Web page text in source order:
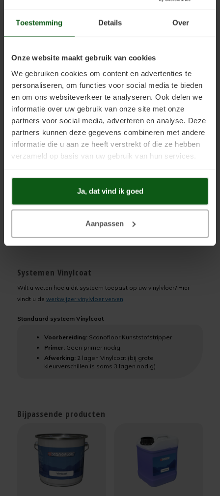
Toestemming Details Over
Onze website maakt gebruik van cookies
We gebruiken cookies om content en advertenties te
personaliseren, om functies voor social media te bieden
en om ons websiteverkeer te analyseren. Ook delen we
informatie over uw gebruik van onze site met onze
partners voor social media, adverteren en analyse. Deze
partners kunnen deze gegevens combineren met andere
informatie die u aan ze heeft verstrekt of die ze hebben
verzameld op basis van uw gebruik van hun services.
Ja, dat vind ik goed
Aanpassen
Oplslagruimten
Musea
Toepassingseigenschappen:
Buiten toepasbaar: Nee
Natte ruimtes: Ja
Vloerverwarming: Ja
Vloeistofdicht: Ja
Chemisch resistent: normaal
UV-bestendig: Ja
Belasting: normaal
Systemen Vinylcoat
Wilt u weten hoe u dit systeem toepast op uw vinylvloer? Hier
vindt u de werkwijzer vinylvloer verven
Standaard systeem Vinylcoat
Voorbereiding: Scanofloor Kunststofstripper
Primer: Geen primer nodig
Afwerking: 2 lagen Vinylcoat (bij grote
kleurverschillen is soms 3 lagen nodig)
Bijpassende producten